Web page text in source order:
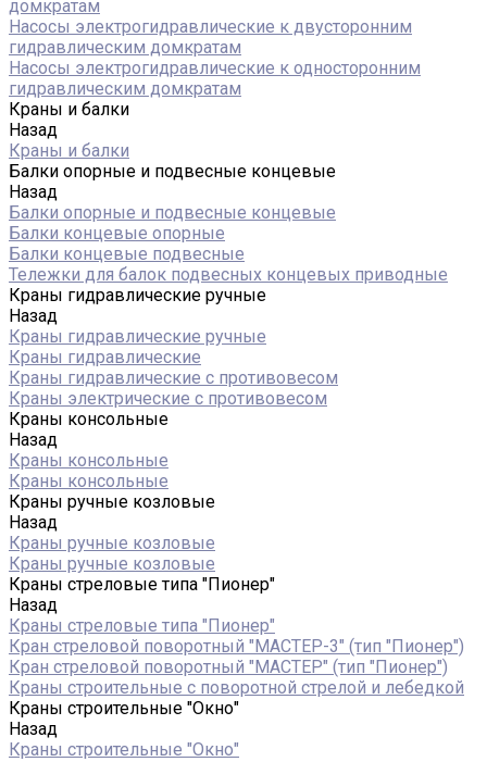
домкратам
Насосы электрогидравлические к двусторонним
гидравлическим домкратам
Насосы электрогидравлические к односторонним
гидравлическим домкратам
Краны и балки
Назад
Краны и балки
Балки опорные и подвесные концевые
Назад
Балки опорные и подвесные концевые
Балки концевые опорные
Балки концевые подвесные
Тележки для балок подвесных концевых приводные
Краны гидравлические ручные
Назад
Краны гидравлические ручные
Краны гидравлические
Краны гидравлические с противовесом
Краны электрические с противовесом
Краны консольные
Назад
Краны консольные
Краны консольные
Краны ручные козловые
Назад
Краны ручные козловые
Краны ручные козловые
Краны стреловые типа "Пионер"
Назад
Краны стреловые типа "Пионер"
Кран стреловой поворотный "МАСТЕР-3" (тип "Пионер")
Кран стреловой поворотный "МАСТЕР" (тип "Пионер")
Краны строительные с поворотной стрелой и лебедкой
Краны строительные "Окно"
Назад
Краны строительные "Окно"